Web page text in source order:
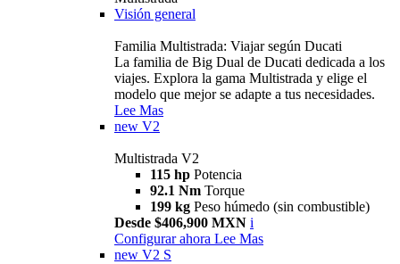
Visión general
Familia Multistrada: Viajar según Ducati
La familia de Big Dual de Ducati dedicada a los
viajes. Explora la gama Multistrada y elige el
modelo que mejor se adapte a tus necesidades.
Lee Mas
new V2
Multistrada V2
115 hp Potencia
92.1 Nm Torque
199 kg Peso húmedo (sin combustible)
Desde $406,900 MXN i
Configurar ahora Lee Mas
new V2 S